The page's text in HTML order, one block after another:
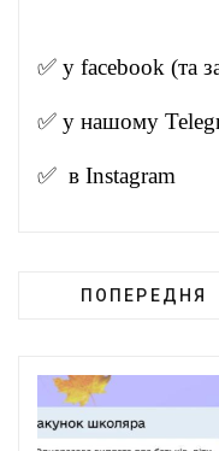
✅ у facebook (та
✅ у нашому
✅ в Instagram
ПОПЕРЕДНЯ